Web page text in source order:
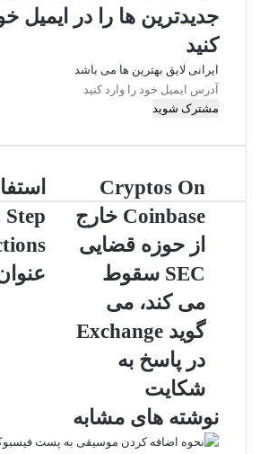
جدیدترین ها را در ایمیل
کنید
ایرانی لایق بهترین ها می باشد
آدرس
ایمیل
را
کنید
استفاده
از
AWS
Step
به
Step
Cryptos
On
Coinbase
خارج
از
حوزه
SEC
سقوط
کند،
می
گوید
Exchange
در
Cryptos On
Coinbase خارج
از حوزه قضایی
SEC سقوط
می کند، می
گوید Exchange
در پاسخ به
شکایت
نوشته های مشابه